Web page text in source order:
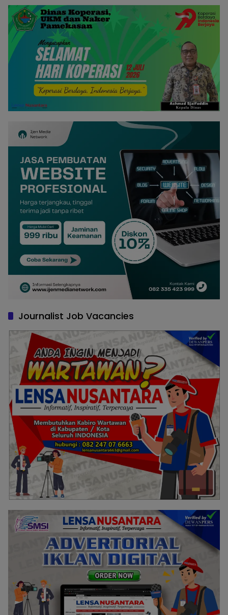
Journalist Job Vacancies